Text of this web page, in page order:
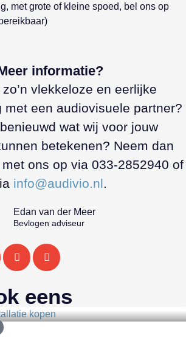
met grote of kleine spoed, bel ons op
informatie?
vlekkeloze en eerlijke
met een audiovisuele partner?
wat wij voor jouw
betekenen? Neem dan
met ons op via 033-2852940 of
info@audivio.nl.
Edan van der Meer
Bevlogen adviseur
eens